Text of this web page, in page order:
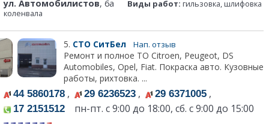
ул. Автомобилистов, 6а Виды работ: гильзовка, шлифовка
коленвала
5. СТО СитБел Нап. отзыв
Ремонт и полное ТО Citroen, Peugeot, DS
Automobiles, Opel, Fiat. Покраска авто. Кузовные
работы, рихтовка. ...
44 5860178 , 29 6236523 , 29 6371005 ,
17 2151512 пн-пт. с 9:00 до 18:00, сб. с 9:00 до 15:00